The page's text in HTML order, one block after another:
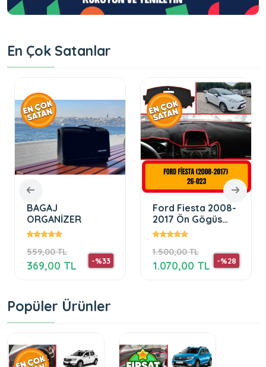
En Çok Satanlar
BAGAJ
ORGANİZER
559,00 TL
-%33
369,00 TL
Ford Fiesta 2008-
2017 Ön Gögüs
Panel Torpido
Kilifi Halisi
1.500,00 TL
-%28
1.070,00 TL
Popüler Ürünler